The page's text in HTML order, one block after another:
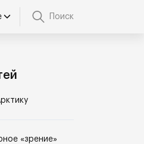
Поиск
«зрение»